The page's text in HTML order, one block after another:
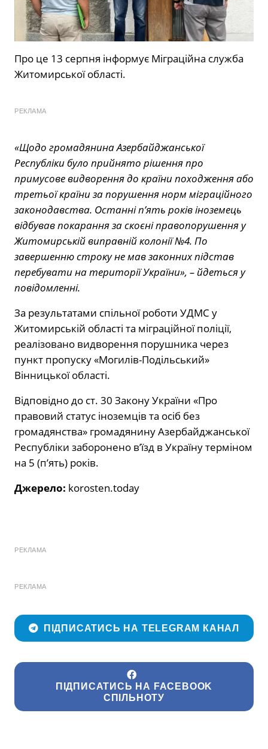
Про це 13 серпня інформує Міграційна служба
Житомирської області.
РЕКЛАМА
«Щодо громадянина Азербайджанської
Республіки було прийнято рішення про
примусове видворення до країни походження або
третьої країни за порушення норм міграційного
законодавства. Останні п’ять років іноземець
відбував покарання за скоєні правопорушення у
Житомирській виправній колонії №4. По
завершенню строку не мав законних підстав
перебувати на території України», – йдеться у
повідомленні.
За результатами спільної роботи УДМС у
Житомирській області та міграційної поліції,
реалізовано видворення порушника через
пункт пропуску «Могилів-Подільський»
Вінницької області.
Відповідно до ст. 30 Закону України «Про
правовий статус іноземців та осіб без
громадянства» громадянину Азербайджанської
Республіки заборонено в’їзд в Україну терміном
на 5 (п’ять) років.
Джерело: korosten.today
РЕКЛАМА
РЕКЛАМА
ПІДПИСАТИСЬ НА TELEGRAM КАНАЛ
ПІДПИСАТИСЬ НА FACEBOOK
СПІЛЬНОТУ